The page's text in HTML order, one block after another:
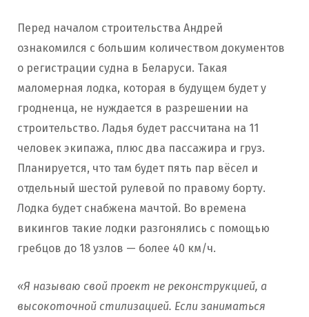
Перед началом строительства Андрей
ознакомился с большим количеством документов
о регистрации судна в Беларуси. Такая
маломерная лодка, которая в будущем будет у
гродненца, не нуждается в разрешении на
строительство. Ладья будет рассчитана на 11
человек экипажа, плюс два пассажира и груз.
Планируется, что там будет пять пар вёсел и
отдельный шестой рулевой по правому борту.
Лодка будет снабжена мачтой. Во времена
викингов такие лодки разгонялись с помощью
гребцов до 18 узлов — более 40 км/ч.
«Я называю свой проект не реконструкцией, а
высокоточной стилизацией. Если заниматься